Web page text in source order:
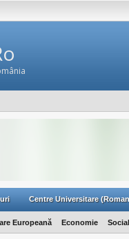
Centre Universitare
Europeană Economie Social